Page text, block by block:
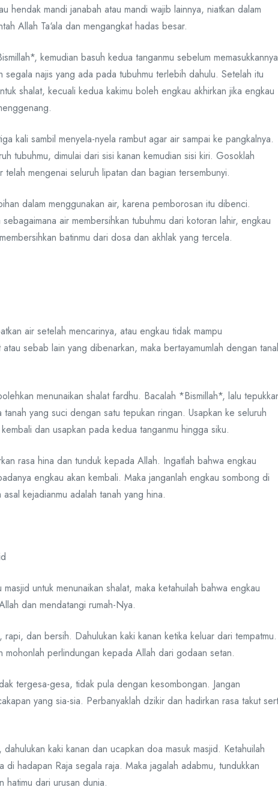
hendak mandi janabah atau mandi wajib lainnya, niatkan dalam
Allah Ta‘ala dan mengangkat hadas besar.
kemudian basuh kedua tanganmu sebelum memasukkannya
segala najis yang ada pada tubuhmu terlebih dahulu. Setelah itu
shalat, kecuali kedua kakimu boleh engkau akhirkan jika engkau
kali sambil menyela-nyela rambut agar air sampai ke pangkalnya.
tubuhmu, dimulai dari sisi kanan kemudian sisi kiri. Gosoklah
telah mengenai seluruh lipatan dan bagian tersembunyi.
dalam menggunakan air, karena pemborosan itu dibenci.
air membersihkan tubuhmu dari kotoran lahir, engkau
batinmu dari dosa dan akhlak yang tercela.
air setelah mencarinya, atau engkau tidak mampu
sebab lain yang dibenarkan, maka bertayamumlah dengan
menunaikan shalat fardhu. Bacalah *Bismillah*, lalu
yang suci dengan satu tepukan ringan. Usapkan ke seluruh
dan usapkan pada kedua tanganmu hingga siku.
rasa hina dan tunduk kepada Allah. Ingatlah bahwa engkau
engkau akan kembali. Maka janganlah engkau sombong di
kejadianmu adalah tanah yang hina.
untuk menunaikan shalat, maka ketahuilah bahwa engkau
dan mendatangi rumah-Nya.
rapi, dan bersih. Dahulukan kaki kanan ketika keluar dari tempatmu.
mohonlah perlindungan kepada Allah dari godaan setan.
tergesa-gesa, tidak pula dengan kesombongan. Jangan
yang sia-sia. Perbanyaklah dzikir dan hadirkan rasa takut
kaki kanan dan ucapkan doa masuk masjid. Ketahuilah
hadapan Raja segala raja. Maka jagalah adabmu, tundukkan
hatimu dari urusan dunia.